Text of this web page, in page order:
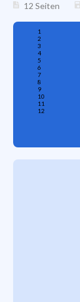
12 Seiten
1
2
3
4
5
6
7
8
9
10
11
12